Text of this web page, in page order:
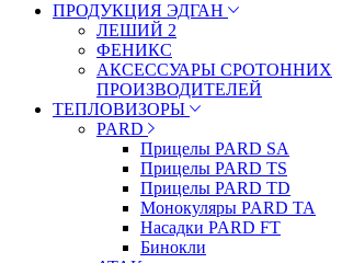
ПРОДУКЦИЯ ЭДГАН
ЛЕШИЙ 2
ФЕНИКС
АКСЕССУАРЫ СРОТОННИХ
ПРОИЗВОДИТЕЛЕЙ
ТЕПЛОВИЗОРЫ
PARD
Прицелы PARD SA
Прицелы PARD TS
Прицелы PARD TD
Монокуляры PARD TA
Насадки PARD FT
Бинокли